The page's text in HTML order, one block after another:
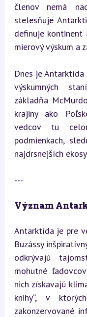
členov nemá
stelesňuje
definuje kontinent
mierový výskum a
Dnes je
výskumných
základňa
krajiny ako
vedcov tu
podmienkach,
najdrsnejších
---
Význam
Antarktída je pre
Buzássy
odkrývajú
mohutné
nich získavajú
knihy“, v
zakonzervované